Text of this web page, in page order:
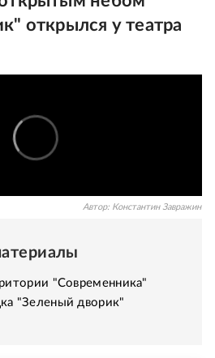
открылся у театра
Автор: Константин Завражин
"Современника"
"Зеленый дворик"